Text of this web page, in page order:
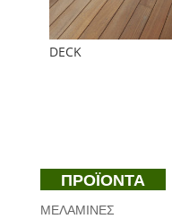
DECK
ΠΡΟΪΟΝΤΑ
ΜΕΛΑΜΙΝΕΣ